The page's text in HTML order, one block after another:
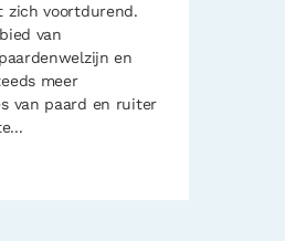
zich voortdurend.
van
en
meer
van paard en ruiter